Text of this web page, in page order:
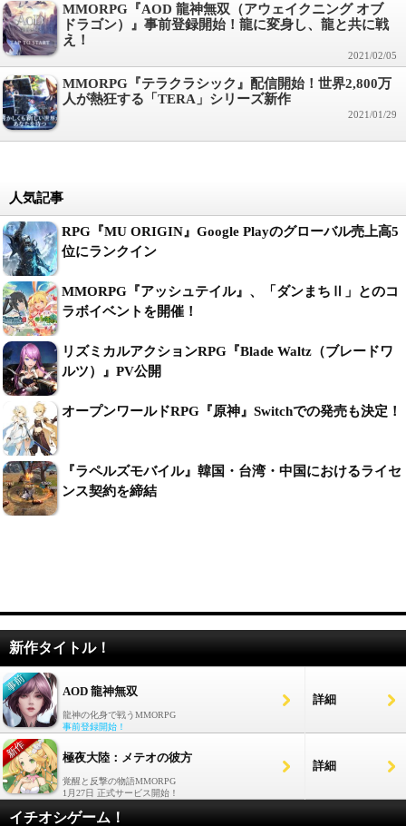
MMORPG『AOD 龍神無双（アウェイクニング オブ
ドラゴン）』事前登録開始！龍に変身し、龍と共に戦
え！
2021/02/05
MMORPG『テラクラシック』配信開始！世界2,800万
人が熱狂する「TERA」シリーズ新作
2021/01/29
人気記事
RPG『MU ORIGIN』Google Playのグローバル売上高5
位にランクイン
MMORPG『アッシュテイル』、「ダンまちⅡ」とのコ
ラボイベントを開催！
リズミカルアクションRPG『Blade Waltz（ブレードワ
ルツ）』PV公開
オープンワールドRPG『原神』Switchでの発売も決定！
『ラペルズモバイル』韓国・台湾・中国におけるライセ
ンス契約を締結
新作タイトル！
AOD 龍神無双
龍神の化身で戦うMMORPG
事前登録開始！
詳細
極夜大陸：メテオの彼方
覚醒と反撃の物語MMORPG
1月27日 正式サービス開始！
詳細
イチオシゲーム！